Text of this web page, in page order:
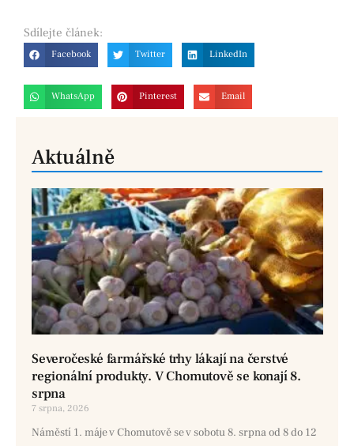
Sdílejte článek:
Facebook Twitter LinkedIn
WhatsApp Pinterest Email
Aktuálně
Severočeské farmářské trhy lákají na čerstvé
regionální produkty. V Chomutově se konají 8.
srpna
7 srpna, 2026
Náměstí 1. máje v Chomutově se v sobotu 8. srpna od 8 do 12